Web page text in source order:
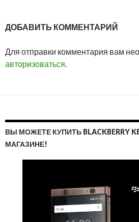
ДОБАВИТЬ КОММЕНТАРИЙ
Для отправки комментария вам
авторизоваться
ВЫ МОЖЕТЕ КУПИТЬ BLACKBERRY
МАГАЗИНЕ!